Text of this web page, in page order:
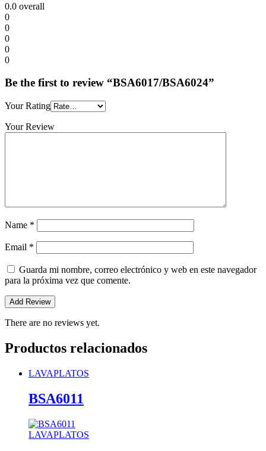
0.0 overall
0
0
0
0
0
Be the first to review “BSA6017/BSA6024”
Your Rating
Your Review
Name *
Email *
Guarda mi nombre, correo electrónico y web en este navegador
para la próxima vez que comente.
There are no reviews yet.
Productos relacionados
LAVAPLATOS
BSA6011
LAVAPLATOS